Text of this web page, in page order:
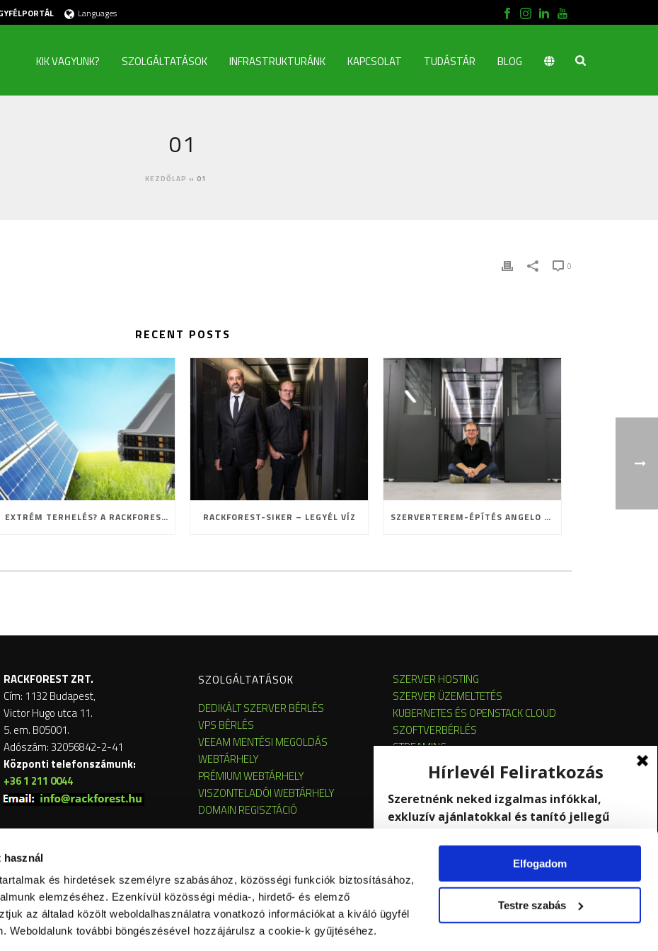
használ
és hirdetések személyre szabásához, közösségi funkciók biztosításához,
elemzéséhez. Ezenkívül közösségi média-, hirdető- és elemző
az általad közölt weboldalhasználatra vonatkozó információkat a kiváló ügyfél
Weboldalunk további böngészésével hozzájárulsz a cookie-k gyűjtéséhez.
Elfogadom
Testre szabás
Languages
KIK VAGYUNK? SZOLGÁLTATÁSOK INFRASTRUKTURÁNK KAPCSOLAT TUDÁSTÁR BLOG
01
KEZDŐLAP » 01
0
RECENT POSTS
EXTRÉM TERHELÉS? A RACKFOREST ISMÉT BIZONYÍTOTT! RACKFOREST-SIKER – LEGYÉL VÍZ SZERVERTEREM-ÉPÍTÉS ANGELO MÓDRA
RACKFOREST ZRT.
Cím: 1132 Budapest,
Victor Hugo utca 11.
5. em. B05001.
Adószám: 32056842-2-41
Központi telefonszámunk:
+36 1 211 0044
SZOLGÁLTATÁSOK
DEDIKÁLT SZERVER BÉRLÉS
VPS BÉRLÉS
VEEAM MENTÉSI MEGOLDÁS
WEBTÁRHELY
PRÉMIUM WEBTÁRHELY
VISZONTELADÓI WEBTÁRHELY
DOMAIN REGISZTÁCIÓ
SZERVER HOSTING
SZERVER ÜZEMELTETÉS
KUBERNETES ÉS OPENSTACK CLOUD
SZOFTVERBÉRLÉS
STREAMING